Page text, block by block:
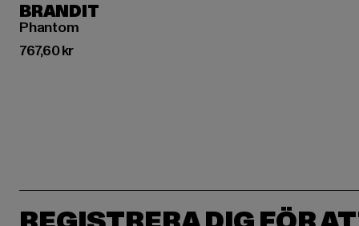
BRANDIT
Phantom
767,60 kr
Nuvarande pris: 767,60 kr